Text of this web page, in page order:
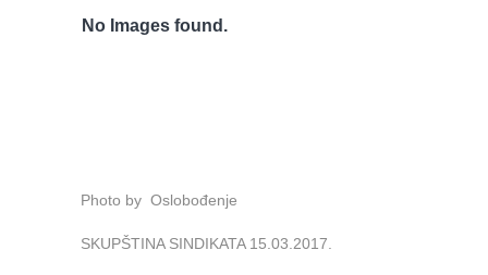
No Images found.
Photo by Oslobođenje
SKUPŠTINA SINDIKATA 15.03.2017.